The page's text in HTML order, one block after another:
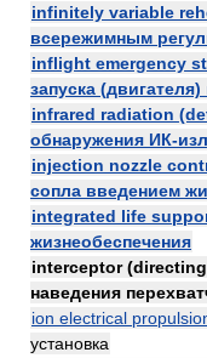
infinitely variable
всережимным
inflight emergency
запуска
infrared radiation
обнаружения ИК-
injection nozzle
сопла введением
integrated life
жизнеобеспечения
interceptor
наведения
ion electrical
установка